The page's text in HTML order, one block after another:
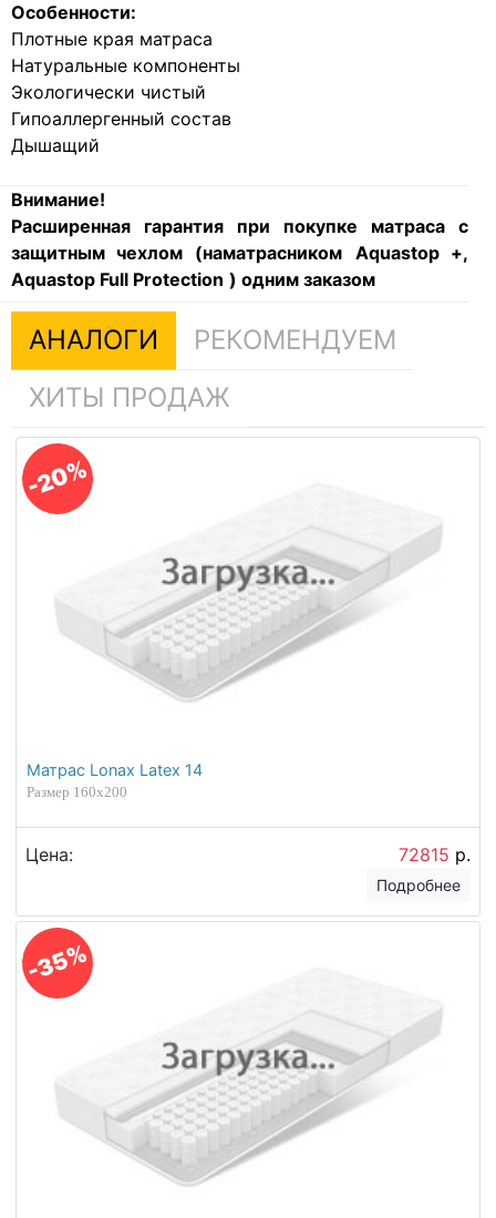
Особенности:
Плотные края матраса
Натуральные компоненты
Экологически чистый
Гипоаллергенный состав
Дышащий
Внимание!
Расширенная гарантия при покупке матраса с
защитным чехлом (наматрасником Aquastop +,
Aquastop Full Protection ) одним заказом
АНАЛОГИ
РЕКОМЕНДУЕМ
ХИТЫ ПРОДАЖ
-20%
Матрас Lonax Latex 14
Размер 160х200
Цена: 72815 р.
Подробнее
-35%